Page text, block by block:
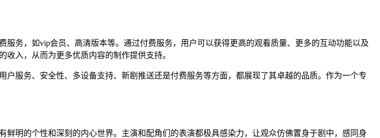
务，如vip会员、高清版本等。通过付费服务，用户可以获得更高的观看质量、更多的互动功能以及
入，从而为更多优质内容的制作提供支持。
服务、安全性、多设备支持、新剧推送还是付费服务等方面，都展现了其卓越的品质。作为一个专
明的个性和深刻的内心世界。主演和配角们的表演都极具感染力，让观众仿佛置身于剧中，感同身